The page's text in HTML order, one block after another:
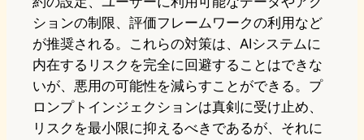
ションの制限、評価フレームワークの利用など
が推奨される。これらの対策は、AIシステムに
内在するリスクを完全に回避することはできな
いが、悪用の可能性を減らすことができる。プ
ロンプトインジェクションは真剣に受け止め、
リスクを最小限に抑えるべきであるが、それに